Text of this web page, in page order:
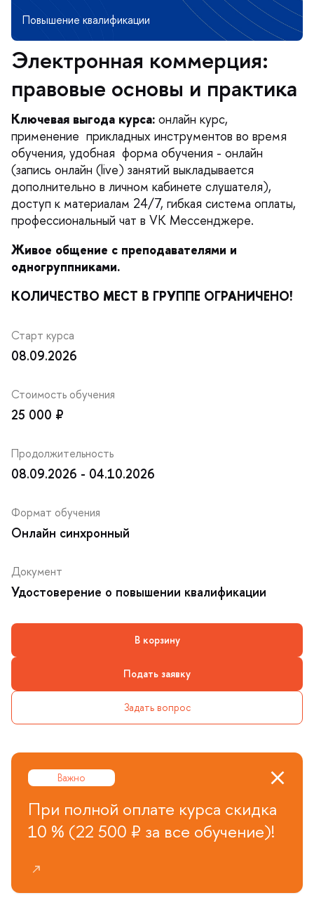
Электронная коммерция:
правовые основы и практика
Ключевая выгода курса: онлайн курс,
применение прикладных инструментов во время
обучения, удобная форма обучения - онлайн
(запись онлайн (live) занятий выкладывается
дополнительно в личном кабинете слушателя),
доступ к материалам 24/7, гибкая система оплаты,
профессиональный чат в VK Мессенджере.
Живое общение с преподавателями и
одногруппниками.
КОЛИЧЕСТВО МЕСТ В ГРУППЕ ОГРАНИЧЕНО!
корзину
Подать заявку
Задать вопрос
Старт курса
08.09.2026
Стоимость обучения
25 000 ₽
Продолжительность
08.09.2026 - 04.10.2026
Формат обучения
Онлайн синхронный
Документ
Удостоверение о повышении квалификации
ажно
При полной оплате курса скидка
10 % (22 500 ₽ за все обучение)!